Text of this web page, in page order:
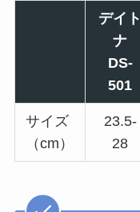
デイト
ナ
DS-
501
サイズ
（cm）
23.5-
28